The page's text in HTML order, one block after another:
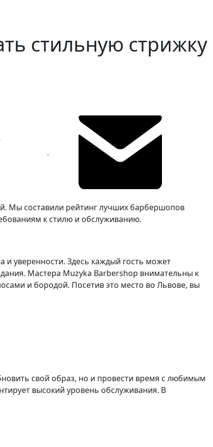
стильную стрижку
Мы составили рейтинг лучших барбершопов
к стилю и обслуживанию.
уверенности. Здесь каждый гость может
Мастера Muzyka Barbershop внимательны к
и бородой. Посетив это место во Львове, вы
свой образ, но и провести время с любимым
высокий уровень обслуживания. В